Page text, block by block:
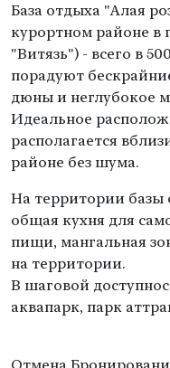
База отдыха "Алая
курортном районе в
"Витязь") - всего в
порадуют
дюны и неглубокое
Идеальное
располагается
районе без шума.
На территории базы
общая кухня для
пищи, мангальная
на территории.
В шаговой
аквапарк, парк
Отмена